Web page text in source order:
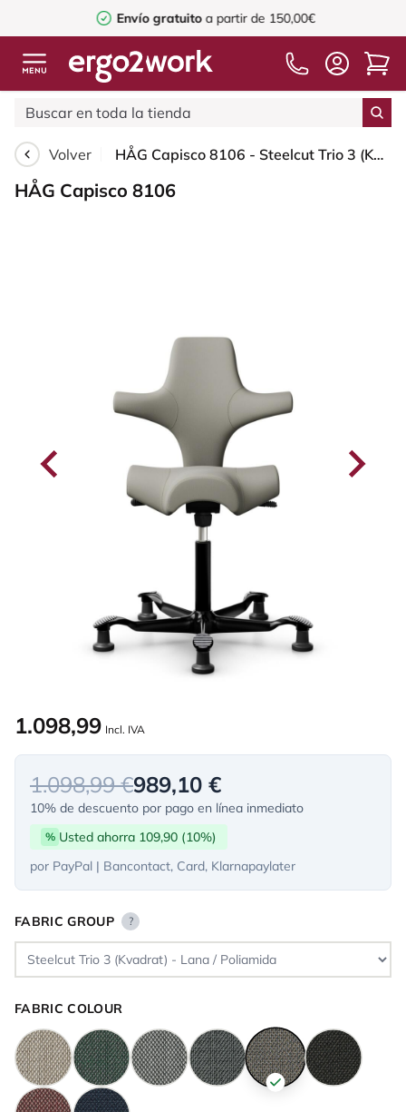
Envío gratuito a partir de 150,00€
Volver HÅG Capisco 8106 - Steelcut Trio 3 (Kvadrat) - Lana / Poliamida - STT253 - Beige-grey - Black - 200 mm (seat height 46-64cm) - Glides
HÅG Capisco 8106
1.098,99 Incl. IVA
1.098,99 €989,10 €
10% de descuento por pago en línea inmediato
% Usted ahorra 109,90 (10%)
por PayPal | Bancontact, Card, Klarnapaylater
FABRIC GROUP ?
FABRIC COLOUR